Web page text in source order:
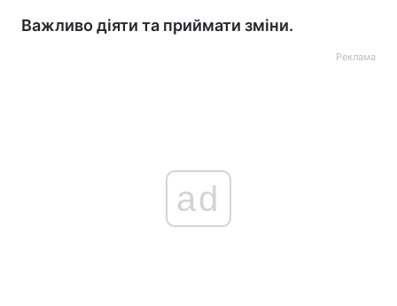
Важливо діяти та приймати зміни.
Реклама
ad